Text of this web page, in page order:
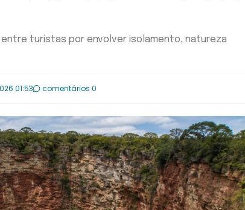
entre turistas por envolver isolamento, natureza
01:53 comentários 0